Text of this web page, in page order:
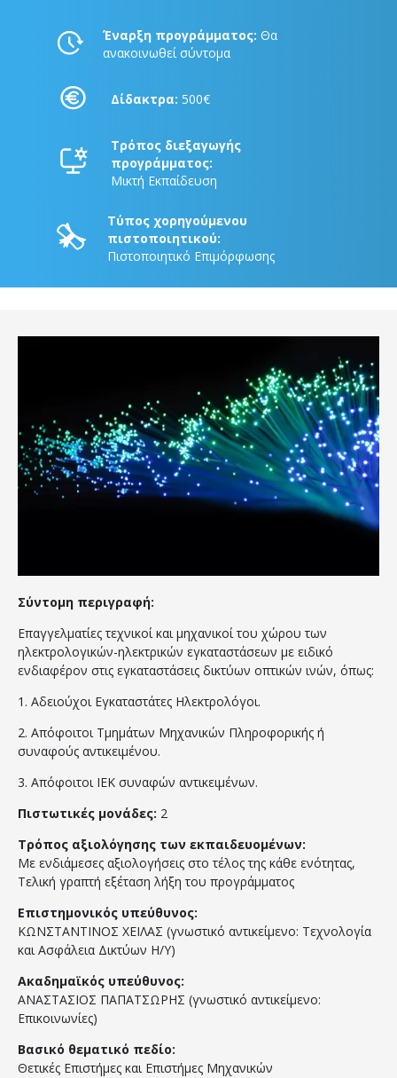
Έναρξη προγράμματος: Θα
ανακοινωθεί σύντομα
Δίδακτρα: 500€
Τρόπος διεξαγωγής
προγράμματος:
Μικτή Εκπαίδευση
Τύπος χορηγούμενου
πιστοποιητικού:
Πιστοποιητικό Επιμόρφωσης
Σύντομη περιγραφή:
Επαγγελματίες τεχνικοί και μηχανικοί του χώρου των
ηλεκτρολογικών-ηλεκτρικών εγκαταστάσεων με ειδικό
ενδιαφέρον στις εγκαταστάσεις δικτύων οπτικών ινών, όπως:
1. Αδειούχοι Εγκαταστάτες Ηλεκτρολόγοι.
2. Απόφοιτοι Τμημάτων Μηχανικών Πληροφορικής ή
συναφούς αντικειμένου.
3. Απόφοιτοι ΙΕΚ συναφών αντικειμένων.
Πιστωτικές μονάδες: 2
Τρόπος αξιολόγησης των εκπαιδευομένων:
Με ενδιάμεσες αξιολογήσεις στο τέλος της κάθε ενότητας,
Τελική γραπτή εξέταση λήξη του προγράμματος
Επιστημονικός υπεύθυνος:
ΚΩΝΣΤΑΝΤΙΝΟΣ ΧΕΙΛΑΣ (γνωστικό αντικείμενο: Τεχνολογία
και Ασφάλεια Δικτύων Η/Υ)
Ακαδημαϊκός υπεύθυνος:
ΑΝΑΣΤΑΣΙΟΣ ΠΑΠΑΤΣΩΡΗΣ (γνωστικό αντικείμενο:
Επικοινωνίες)
Βασικό θεματικό πεδίο:
Θετικές Επιστήμες και Επιστήμες Μηχανικών